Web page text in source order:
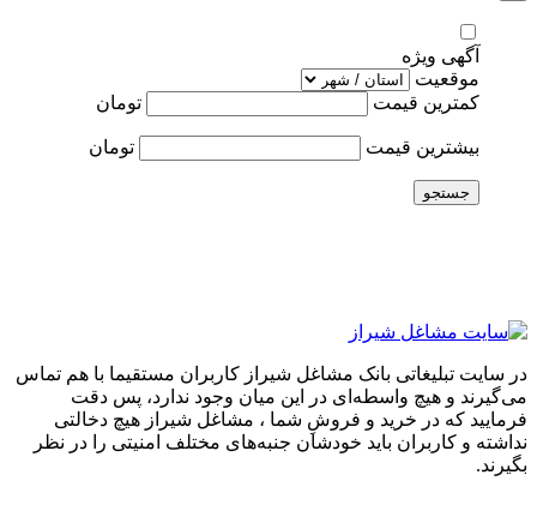
آگهی ویژه
موقعیت
کمترین قیمت
تومان
بیشترین قیمت تومان
جستجو
در سایت تبلیغاتی بانک مشاغل شیراز کاربران مستقیما با هم تماس
می‌گیرند و هیچ واسطه‌ای در این میان وجود ندارد، پس دقت
فرمایید که در خرید و فروشِ شما ، مشاغل شیراز هیچ دخالتی
نداشته و کاربران باید خودشان جنبه‌های مختلف امنیتی را در نظر
بگیرند.